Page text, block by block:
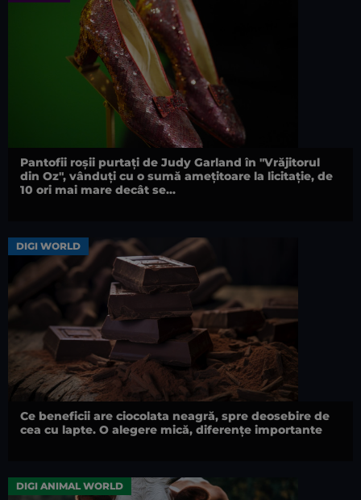
Pantofii roșii purtați de Judy Garland în "Vrăjitorul
din Oz", vânduți cu o sumă amețitoare la licitație, de
10 ori mai mare decât se...
DIGI WORLD
Ce beneficii are ciocolata neagră, spre deosebire de
cea cu lapte. O alegere mică, diferențe importante
DIGI ANIMAL WORLD